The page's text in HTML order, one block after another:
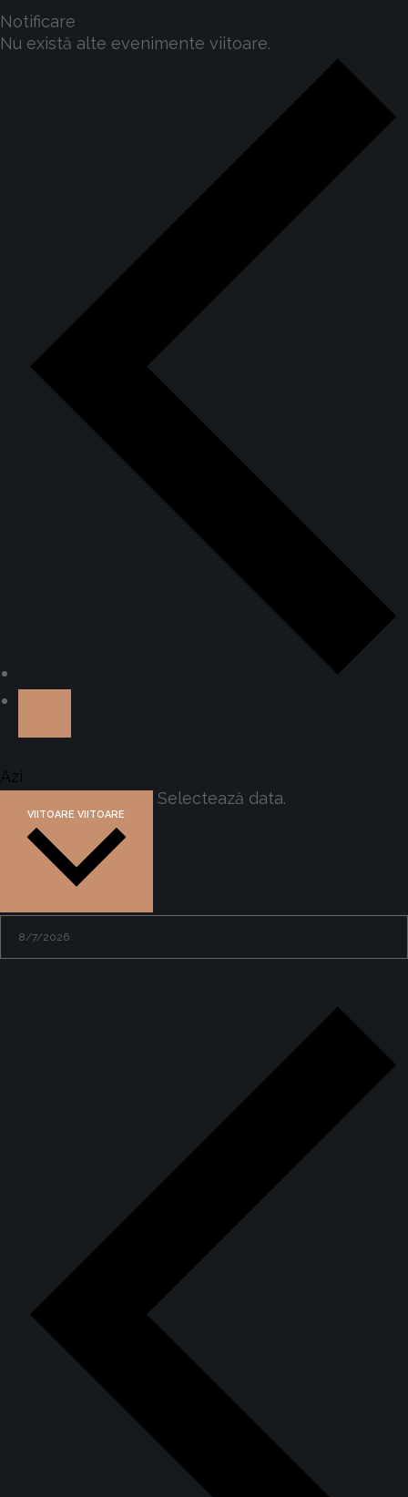
Notificare
Nu există alte evenimente viitoare.
Azi
VIITOAREVIITOARE
Selectează data.